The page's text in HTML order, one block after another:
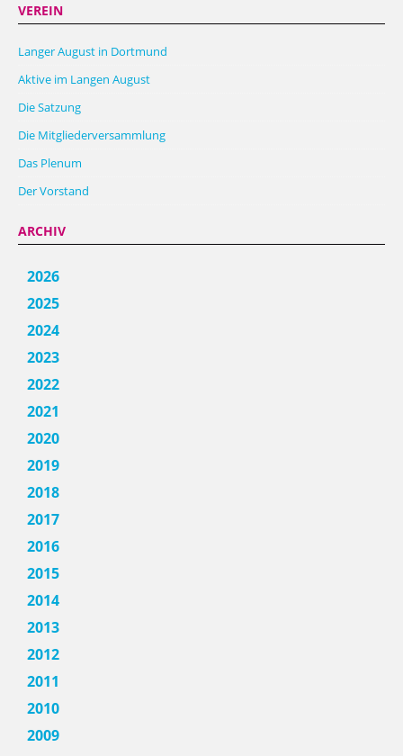
VEREIN
Langer August in Dortmund
Aktive im Langen August
Die Satzung
Die Mitgliederversammlung
Das Plenum
Der Vorstand
ARCHIV
2026
2025
2024
2023
2022
2021
2020
2019
2018
2017
2016
2015
2014
2013
2012
2011
2010
2009